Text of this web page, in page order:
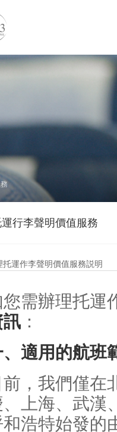
行李聲明價值服務
托運作李聲明價值服務説明
您需辦理托運
訊 ：
、適用的航班
前，我們僅在
、上海、武漢
和浩特始發的